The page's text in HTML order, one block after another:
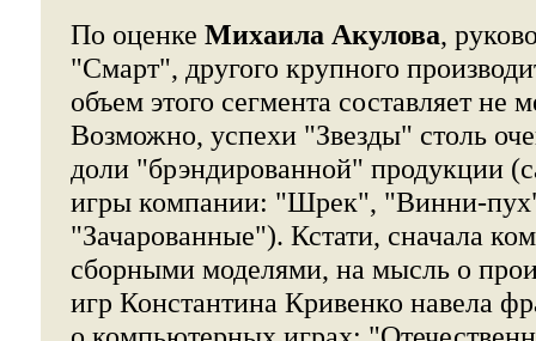
По оценке Михаила Акулова,
"Смарт", другого крупного
объем этого сегмента составляет не
Возможно, успехи "Звезды" столь
доли "брэндированной" продукции
игры компании: "Шрек", "Винни-
"Зачарованные"). Кстати, сначала
сборными моделями, на мысль о
игр Константина Кривенко навела